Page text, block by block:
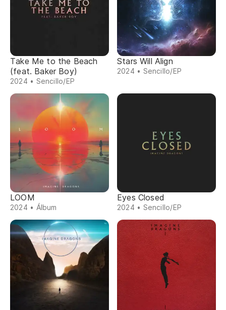
Take Me to the Beach
(feat. Baker Boy)
2024 • Sencillo/EP
Stars Will Align
2024 • Sencillo/EP
LOOM
2024 • Álbum
Eyes Closed
2024 • Sencillo/EP